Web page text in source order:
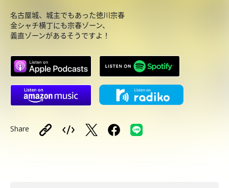
名古屋城、城主でもあった徳川宗春
金シャチ横丁にも宗春ゾーン、
義直ゾーンがあるそうですよ！
Share